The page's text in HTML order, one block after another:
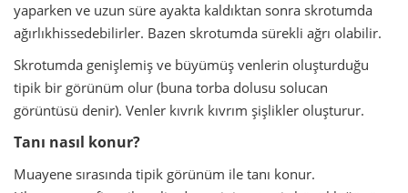
yaparken ve uzun süre ayakta kaldıktan sonra skrotumda
ağırlıkhissedebilirler. Bazen skrotumda sürekli ağrı olabilir.
Skrotumda genişlemiş ve büyümüş venlerin oluşturduğu
tipik bir görünüm olur (buna torba dolusu solucan
görüntüsü denir). Venler kıvrık kıvrım şişlikler oluşturur.
Tanı nasıl konur?
Muayene sırasında tipik görünüm ile tanı konur.